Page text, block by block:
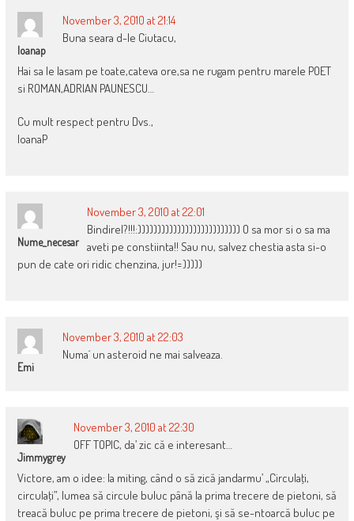
Ioanap
November 3, 2010 at 21:14
Buna seara d-le Ciutacu,
Hai sa le lasam pe toate,cateva ore,sa ne rugam pentru marele POET
si ROMAN,ADRIAN PAUNESCU…
Cu mult respect pentru Dvs.,
IoanaP
Nume_necesar
November 3, 2010 at 22:01
Bindirel?!!!:)))))))))))))))))))))))))) O sa mor si o sa ma
aveti pe constiinta!! Sau nu, salvez chestia asta si-o
pun de cate ori ridic chenzina, jur!=)))))
Emi
November 3, 2010 at 22:03
Numa´ un asteroid ne mai salveaza.
Jimmygrey
November 3, 2010 at 22:30
OFF TOPIC, da’ zic că e interesant…
Victore, am o idee: la miting, când o să zică jandarmu’ „Circulaţi,
circulaţi”, lumea să circule buluc până la prima trecere de pietoni, să
treacă buluc pe prima trecere de pietoni, şi să se-ntoarcă buluc pe